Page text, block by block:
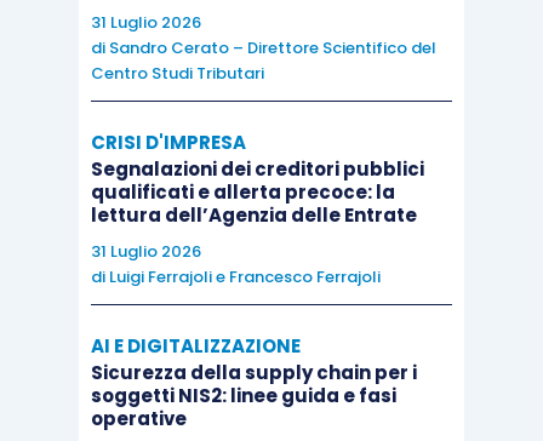
costituendosi in giudizio
dall’ultima notifica dell’atto di intervento
mediante le forme previste per la parte
quanto applicabili.
NellaScheda di studio
EVOLUTIONsono approfonditi, tra gli altri, i
integrazione del contradditorio;
rapporti con la riunione dei ricorsi;
31 Luglio 2026
di Sandro Cerato – Direttore Scientifico del
Centro Studi Tributari
CRISI D'IMPRESA
Segnalazioni dei creditori pubblici
qualificati e allerta precoce: la
lettura dell’Agenzia delle Entrate
31 Luglio 2026
di Luigi Ferrajolie Francesco Ferrajoli
AI E DIGITALIZZAZIONE
Sicurezza della supply chain per i
soggetti NIS2: linee guida e fasi
operative